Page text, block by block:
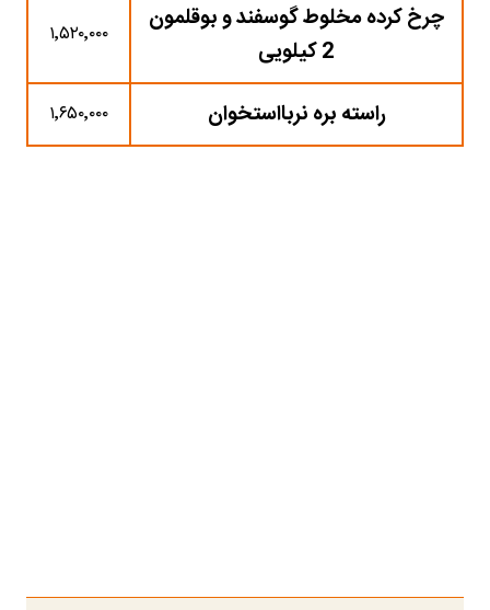
چرخ کرده مخلوط گوسفند و بوقلمون
2 کیلویی
۱٬۵۲۰٬۰۰۰
راسته بره نربااستخوان ۱٬۶۵۰٬۰۰۰